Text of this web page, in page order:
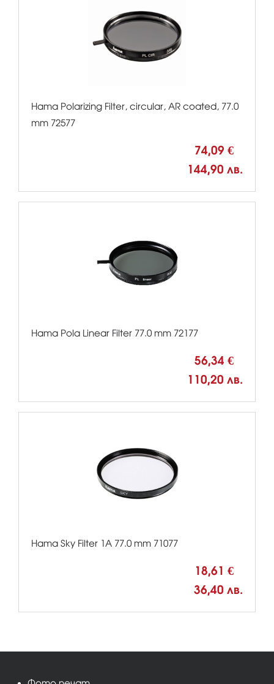
Hama Polarizing Filter, circular, AR coated, 77.0
mm 72577
74,09 €
144,90 лв.
Hama Pola Linear Filter 77.0 mm 72177
56,34 €
110,20 лв.
Hama Sky Filter 1A 77.0 mm 71077
18,61 €
36,40 лв.